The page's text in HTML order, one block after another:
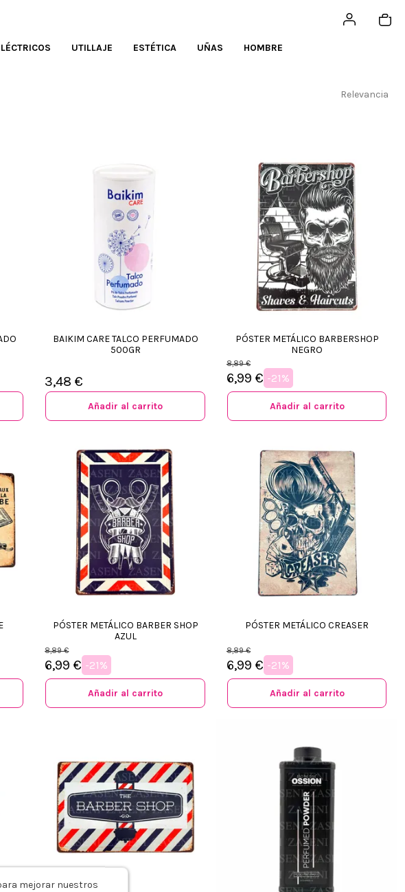
UTILLAJE ESTÉTICA UÑAS HOMBRE
Relevancia
BAIKIM CARE TALCO PERFUMADO
500GR
3,48 €
Añadir al carrito
PÓSTER METÁLICO BARBERSHOP
NEGRO
8,89 €
6,99 € -21%
Añadir al carrito
PÓSTER METÁLICO BARBER SHOP
AZUL
8,89 €
6,99 € -21%
Añadir al carrito
PÓSTER METÁLICO CREASER
8,89 €
6,99 € -21%
Añadir al carrito
mejorar nuestros